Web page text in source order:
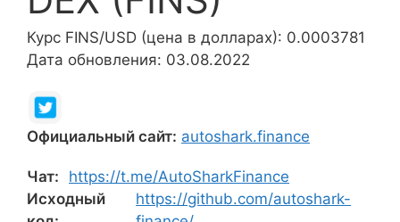
Курс FINS/USD (цена в долларах): 0.0003781
Дата обновления: 03.08.2022
Официальный сайт: autoshark.finance
Чат:
https://t.me/AutoSharkFinance
Исходный
https://github.com/autoshark-